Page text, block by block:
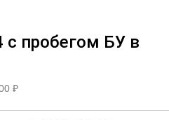
с пробегом БУ в
₽